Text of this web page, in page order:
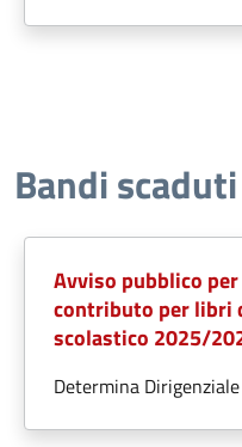
Bandi scaduti
Avviso pubblico
contributo per libri
scolastico 2025/
Determina